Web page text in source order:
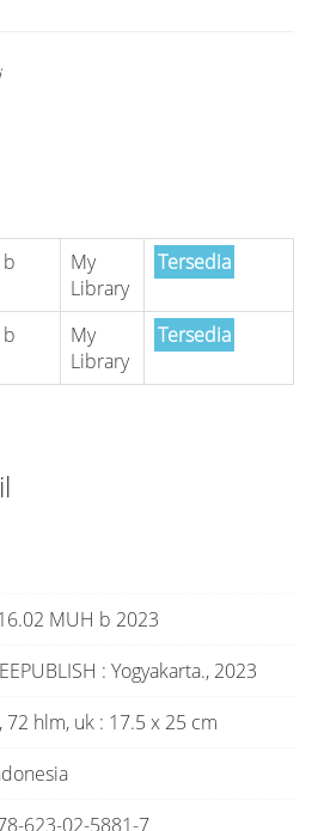
My
Library
Tersedia
My
Library
Tersedia
MUH b 2023
: Yogyakarta., 2023
72 hlm, uk : 17.5 x 25 cm
623-02-5881-7